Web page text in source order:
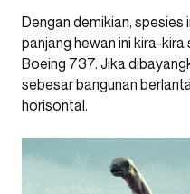
Dengan demikian, spesies
panjang hewan ini kira-
Boeing 737. Jika
sebesar bangunan
horisontal.